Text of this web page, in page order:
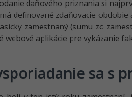
daňového priznania si
definované zdaňovacie
zamestnaný (sumu zo
webové aplikácie pre vykázanie
sa s